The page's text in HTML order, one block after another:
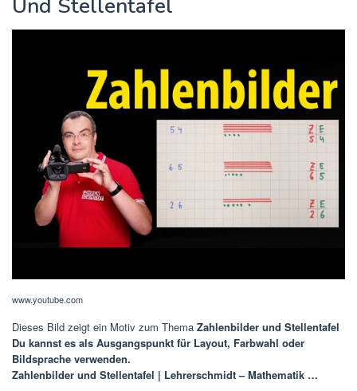
Und Stellentafel
www.youtube.com
Dieses Bild zeigt ein Motiv zum Thema Zahlenbilder und Stellentafel
Du kannst es als Ausgangspunkt für Layout, Farbwahl oder
Bildsprache verwenden.
Zahlenbilder und Stellentafel | Lehrerschmidt – Mathematik …